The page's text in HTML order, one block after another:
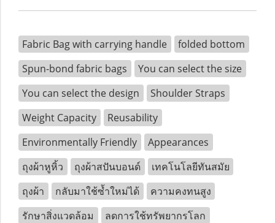
Fabric Bag with carrying handle
folded bottom
Spun-bond fabric bags
You can select the size
You can select the design
Shoulder Straps
Weight Capacity
Reusability
Environmentally Friendly
Appearances
ถุงผ้าหูหิ้ว
ถุงผ้าสปันบอนด์
เทคโนโลยีทันสมัย
ถุงผ้า
กลับมาใช้ซ้ำใหม่ได้
ความคงทนสูง
รักษาสิ่งแวดล้อม
ลดการใช้ทรัพยากรโลก